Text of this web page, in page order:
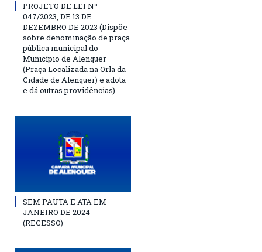
PROJETO DE LEI Nº
047/2023, DE 13 DE
DEZEMBRO DE 2023 (Dispõe
sobre denominação de praça
pública municipal do
Município de Alenquer
(Praça Localizada na Orla da
Cidade de Alenquer) e adota
e dá outras providências)
SEM PAUTA E ATA EM
JANEIRO DE 2024
(RECESSO)